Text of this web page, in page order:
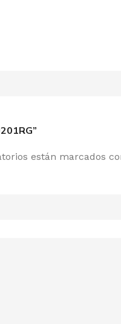
están marcados